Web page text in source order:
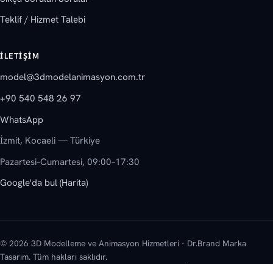
Teklif / Hizmet Talebi
İLETIŞIM
model@3dmodelanimasyon.com.tr
+90 540 548 26 97
WhatsApp
İzmit, Kocaeli — Türkiye
Pazartesi–Cumartesi, 09:00–17:30
Google'da bul (Harita)
© 2026 3D Modelleme ve Animasyon Hizmetleri · Dr.Brand Marka
Tasarım. Tüm hakları saklıdır.